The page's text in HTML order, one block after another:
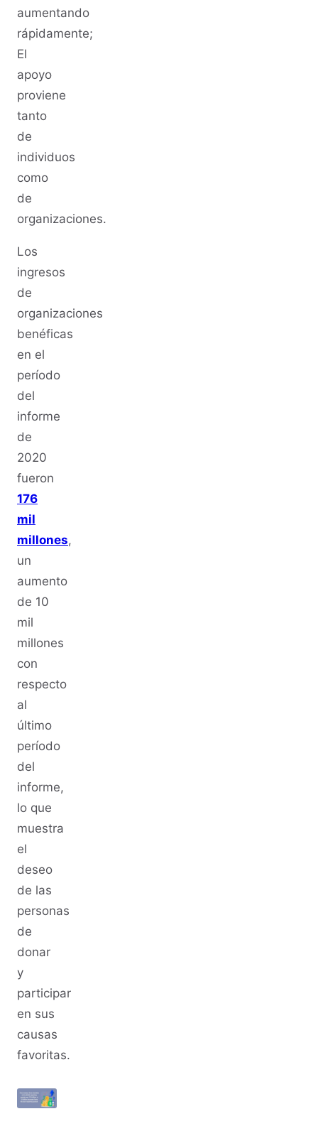
aumentando
rápidamente;
El
apoyo
proviene
tanto
de
individuos
como
de
organizaciones.
Los
ingresos
de
organizaciones
benéficas
en el
período
del
informe
de
2020
fueron
176
mil
millones,
un
aumento
de 10
mil
millones
con
respecto
al
último
período
del
informe,
lo que
muestra
el
deseo
de las
personas
de
donar
y
participar
en sus
causas
favoritas.